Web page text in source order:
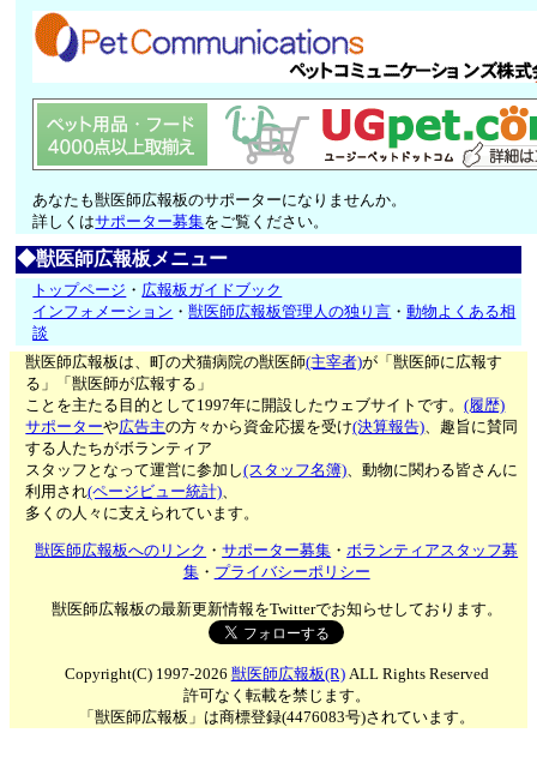
あなたも獣医師広報板のサポーターになりませんか。
詳しくはサポーター募集をご覧ください。
◆獣医師広報板メニュー
トップページ ・ 広報板ガイドブック
インフォメーション ・獣医師広報板管理人の独り言 ・動物よくある相
談
獣医師広報板は、町の犬猫病院の獣医師(主宰者)が「獣医師に広報す
る」「獣医師が広報する」
ことを主たる目的として1997年に開設したウェブサイトです。(履歴)
サポーターや広告主の方々から資金応援を受け(決算報告)、趣旨に賛同
する人たちがボランティア
スタッフとなって運営に参加し(スタッフ名簿)、動物に関わる皆さんに
利用され(ページビュー統計)、
多くの人々に支えられています。
獣医師広報板へのリンク ・サポーター募集 ・ボランティアスタッフ募
集・ プライバシーポリシー
獣医師広報板の最新更新情報をTwitterでお知らせしております。
Copyright(C) 1997-2026 獣医師広報板(R)ALL Rights Reserved
許可なく転載を禁じます。
「獣医師広報板」は商標登録(4476083号)されています。